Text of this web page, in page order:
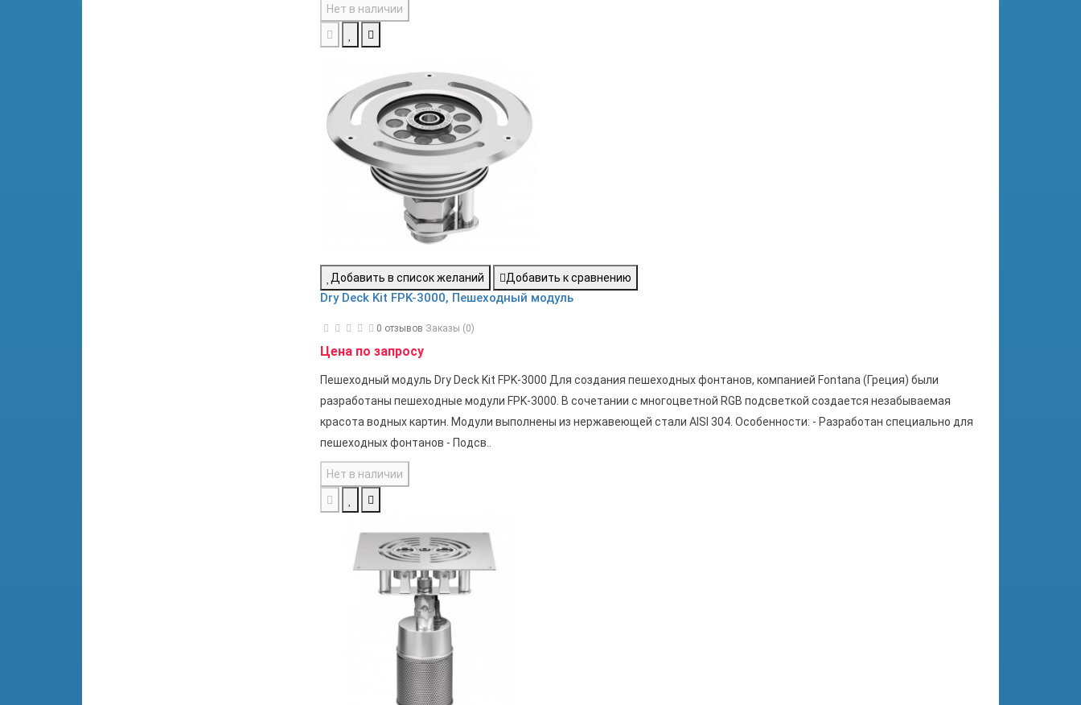
Нет в наличии
Добавить в список желаний Добавить к сравнению
Dry Deck Kit FPK-3000, Пешеходный модуль
0 отзывов Заказы (0)
Цена по запросу
Пешеходный модуль Dry Deck Kit FPK-3000 Для создания пешеходных фонтанов, компанией Fontana (Греция) были
разработаны пешеходные модули FPK-3000. В сочетании с многоцветной RGB подсветкой создается незабываемая
красота водных картин. Модули выполнены из нержавеющей стали AISI 304. Особенности: - Разработан специально для
пешеходных фонтанов - Подсв..
Нет в наличии